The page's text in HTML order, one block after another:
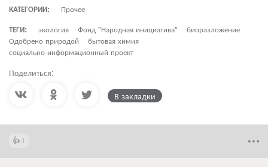
КАТЕГОРИИ:
Прочее
ТЕГИ:
экология Фонд "Народная инициатива"
биоразложение
Одобрено природой
бытовая химия
социально-информационный проект
Поделиться:
В закладки
1